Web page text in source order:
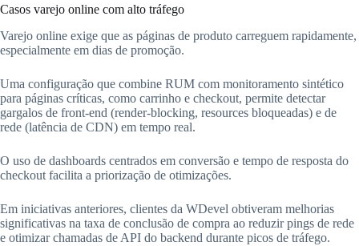
Casos varejo online com alto tráfego
Varejo online exige que as páginas de produto carreguem rapidamente,
especialmente em dias de promoção.
Uma configuração que combine RUM com monitoramento sintético
para páginas críticas, como carrinho e checkout, permite detectar
gargalos de front-end (render-blocking, resources bloqueadas) e de
rede (latência de CDN) em tempo real.
O uso de dashboards centrados em conversão e tempo de resposta do
checkout facilita a priorização de otimizações.
Em iniciativas anteriores, clientes da WDevel obtiveram melhorias
significativas na taxa de conclusão de compra ao reduzir pings de rede
e otimizar chamadas de API do backend durante picos de tráfego.